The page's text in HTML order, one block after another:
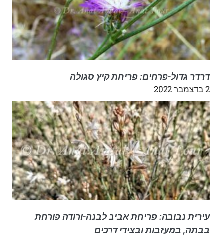
דרדר גדול-פרחים: פריחת קיץ סגולה
2 בדצמבר 2022
עירית נבובה: פריחת אביב לבנה-ורודה פורחת
בבתה, במעזבות ובצידי דרכים